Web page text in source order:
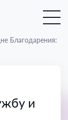
Благодарения:
и